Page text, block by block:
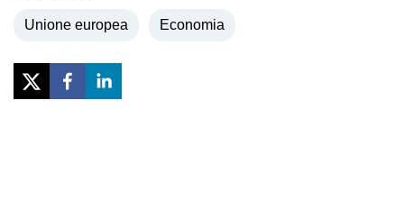
Unione europea Economia